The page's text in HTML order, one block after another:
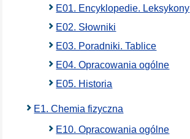
E01. Encyklopedie. Leksykony
E02. Słowniki
E03. Poradniki. Tablice
E04. Opracowania ogólne
E05. Historia
E1. Chemia fizyczna
E10. Opracowania ogólne